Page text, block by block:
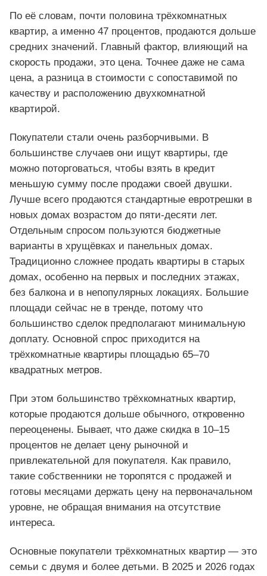
По её словам, почти половина трёхкомнатных
квартир, а именно 47 процентов, продаются дольше
средних значений. Главный фактор, влияющий на
скорость продажи, это цена. Точнее даже не сама
цена, а разница в стоимости с сопоставимой по
качеству и расположению двухкомнатной
квартирой.
Покупатели стали очень разборчивыми. В
большинстве случаев они ищут квартиры, где
можно поторговаться, чтобы взять в кредит
меньшую сумму после продажи своей двушки.
Лучше всего продаются стандартные евротрешки в
новых домах возрастом до пяти‑десяти лет.
Отдельным спросом пользуются бюджетные
варианты в хрущёвках и панельных домах.
Традиционно сложнее продать квартиры в старых
домах, особенно на первых и последних этажах,
без балкона и в непопулярных локациях. Большие
площади сейчас не в тренде, потому что
большинство сделок предполагают минимальную
доплату. Основной спрос приходится на
трёхкомнатные квартиры площадью 65–70
квадратных метров.
При этом большинство трёхкомнатных квартир,
которые продаются дольше обычного, откровенно
переоценены. Бывает, что даже скидка в 10–15
процентов не делает цену рыночной и
привлекательной для покупателя. Как правило,
такие собственники не торопятся с продажей и
готовы месяцами держать цену на первоначальном
уровне, не обращая внимания на отсутствие
интереса.
Основные покупатели трёхкомнатных квартир — это
семьи с двумя и более детьми. В 2025 и 2026 годах